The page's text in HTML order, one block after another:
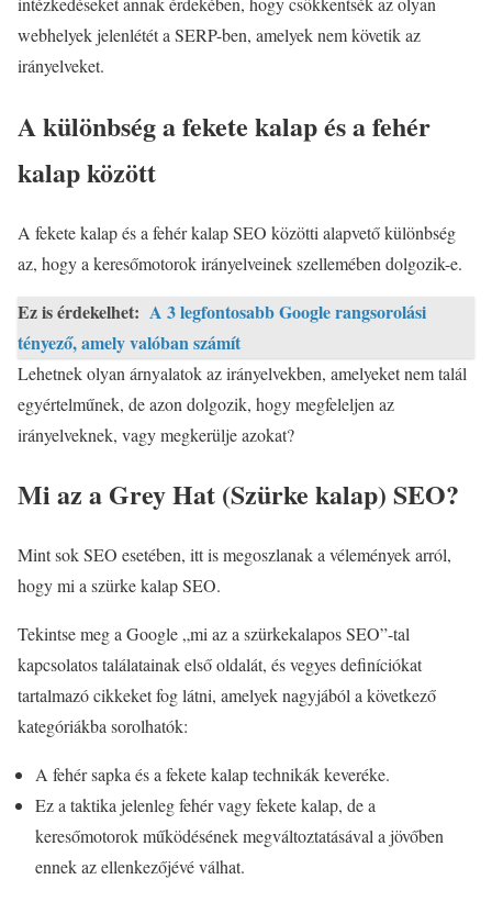
webhelyek jelenlétét a SERP-ben, amelyek nem követik az
irányelveket.
A különbség a fekete kalap és a fehér
kalap között
A fekete kalap és a fehér kalap SEO közötti alapvető különbség
az, hogy a keresőmotorok irányelveinek szellemében dolgozik-e.
Ez is érdekelhet: A 3 legfontosabb Google rangsorolási
tényező, amely valóban számít
Lehetnek olyan árnyalatok az irányelvekben, amelyeket nem talál
egyértelműnek, de azon dolgozik, hogy megfeleljen az
irányelveknek, vagy megkerülje azokat?
Mi az a Grey Hat (Szürke kalap) SEO?
Mint sok SEO esetében, itt is megoszlanak a vélemények arról,
hogy mi a szürke kalap SEO.
Tekintse meg a Google „mi az a szürkekalapos SEO”-tal
kapcsolatos találatainak első oldalát, és vegyes definíciókat
tartalmazó cikkeket fog látni, amelyek nagyjából a következő
kategóriákba sorolhatók:
A fehér sapka és a fekete kalap technikák keveréke.
Ez a taktika jelenleg fehér vagy fekete kalap, de a
keresőmotorok működésének megváltoztatásával a jövőben
ennek az ellenkezőjévé válhat.